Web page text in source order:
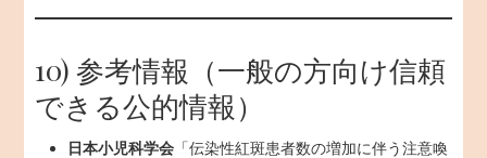
10) 参考情報（一般の方向け信頼
できる公的情報）
日本小児科学会 「伝染性紅斑患者数の増加に伴う注意喚